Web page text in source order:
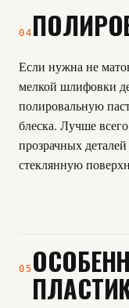
04
Если нужна не
мелкой шлифовки
полировальную
блеска. Лучше
прозрачных
стеклянную
05